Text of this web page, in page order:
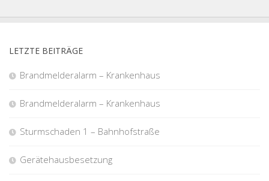
LETZTE BEITRÄGE
Brandmelderalarm – Krankenhaus
Brandmelderalarm – Krankenhaus
Sturmschaden 1 – Bahnhofstraße
Gerätehausbesetzung